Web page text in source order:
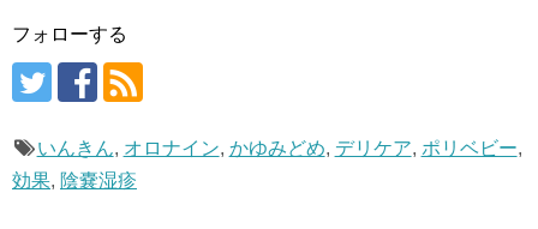
フォローする
いんきん, オロナイン, かゆみどめ, デリケア, ポリベビー,
効果, 陰嚢湿疹